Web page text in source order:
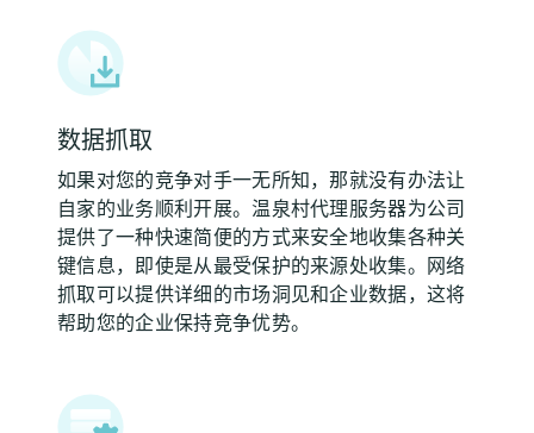
数据抓取
如果对您的竞争对手一无所知，那就没有办法让
自家的业务顺利开展。温泉村代理服务器为公司
提供了一种快速简便的方式来安全地收集各种关
键信息，即使是从最受保护的来源处收集。网络
抓取可以提供详细的市场洞见和企业数据，这将
帮助您的企业保持竞争优势。